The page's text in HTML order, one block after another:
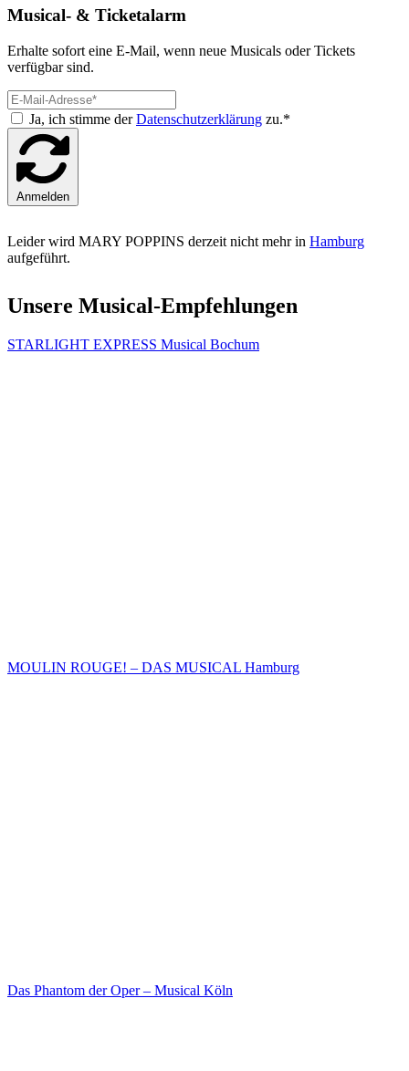
Musical- & Ticketalarm
Erhalte sofort eine E-Mail, wenn neue Musicals oder Tickets
verfügbar sind.
Ja, ich stimme derDatenschutzerklärung zu.*
Anmelden
Leider wird MARY POPPINS derzeit nicht mehr in Hamburg
aufgeführt.
Unsere Musical-Empfehlungen
STARLIGHT EXPRESS Musical Bochum
MOULIN ROUGE! – DAS MUSICAL Hamburg
Das Phantom der Oper – Musical Köln